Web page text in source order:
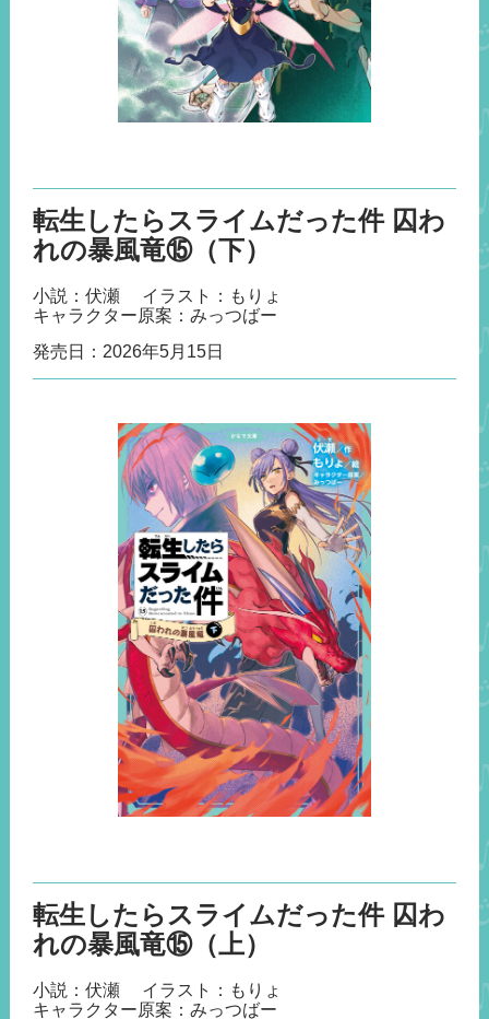
転生したらスライムだった件 囚わ
れの暴風竜⑮（下）
小説：伏瀬
イラスト：もりょ
キャラクター原案：みっつばー
発売日： 2026年5月15日
転生したらスライムだった件 囚わ
れの暴風竜⑮（上）
小説：伏瀬
イラスト：もりょ
キャラクター原案：みっつばー